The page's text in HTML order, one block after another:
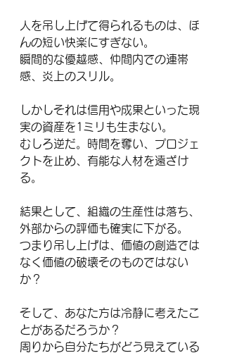
人を吊し上げて得られるものは、ほ
んの短い快楽にすぎない。
瞬間的な優越感、仲間内での連帯
感、炎上のスリル。
しかしそれは信用や成果といった現
実の資産を1ミリも生まない。
むしろ逆だ。時間を奪い、プロジェ
クトを止め、有能な人材を遠ざけ
る。
結果として、組織の生産性は落ち、
外部からの評価も確実に下がる。
つまり吊し上げは、価値の創造では
なく価値の破壊そのものではない
か？
そして、あなた方は冷静に考えたこ
とがあるだろうか？
周りから自分たちがどう見えている